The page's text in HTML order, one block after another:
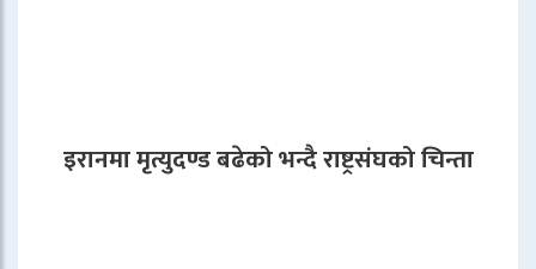
इरानमा मृत्युदण्ड बढेको भन्दै राष्ट्रसंघको चिन्ता